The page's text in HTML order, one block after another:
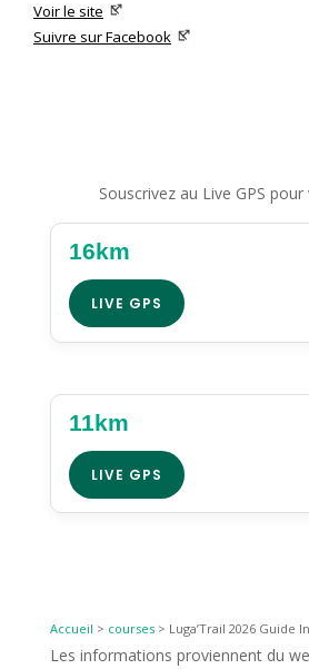
Voir le site
Suivre sur Facebook
Souscrivez au Live GPS
16km
LIVE GPS
11km
LIVE GPS
Accueil > courses> Luga’Trail 2026 Guide
Les informations proviennent du